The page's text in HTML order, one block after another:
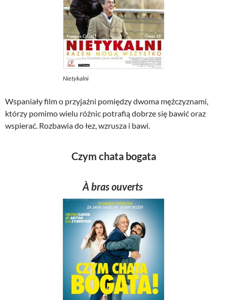
Nietykalni
Wspaniały film o przyjaźni pomiędzy dwoma mężczyznami,
którzy pomimo wielu różnic potrafią dobrze się bawić oraz
wspierać. Rozbawia do łez, wzrusza i bawi.
Czym chata bogata
À bras ouverts